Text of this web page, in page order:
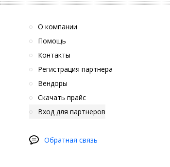
О компании
Помощь
Контакты
Регистрация партнера
Вендоры
Скачать прайс
Вход для партнеров
Обратная связь